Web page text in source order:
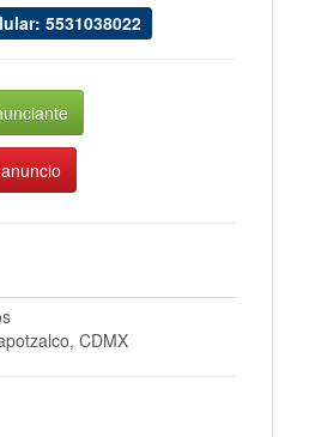
5531038022
CDMX